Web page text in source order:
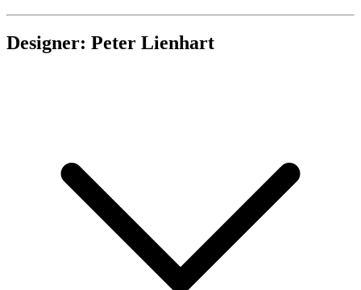
Designer: Peter Lienhart